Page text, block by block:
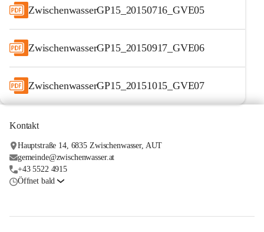
ZwischenwasserGP15_20150716_GVE05
ZwischenwasserGP15_20150917_GVE06
ZwischenwasserGP15_20151015_GVE07
Kontakt
Hauptstraße 14, 6835 Zwischenwasser, AUT
gemeinde@zwischenwasser.at
+43 5522 4915
Öffnet bald